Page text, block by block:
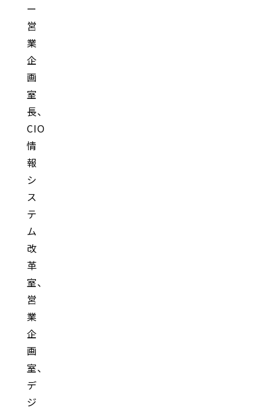
ー
営
業
企
画
室
長、
CIO
情
報
シ
ス
テ
ム
改
革
室、
営
業
企
画
室、
デ
ジ